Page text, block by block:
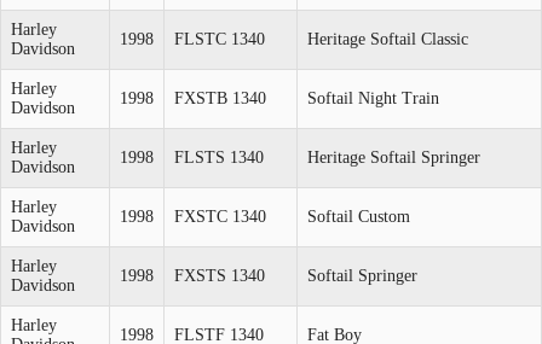
Harley
Davidson
1998 FLSTC 1340 Heritage Softail Classic
Harley
Davidson
1998 FXSTB 1340 Softail Night Train
Harley
Davidson
1998 FLSTS 1340 Heritage Softail Springer
Harley
Davidson
1998 FXSTC 1340 Softail Custom
Harley
Davidson
1998 FXSTS 1340 Softail Springer
Harley
1998 FLSTF 1340 Fat Boy